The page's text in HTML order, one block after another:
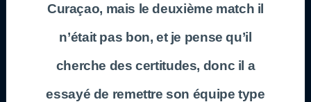
Curaçao, mais le deuxième match il
n’était pas bon, et je pense qu’il
cherche des certitudes, donc il a
essayé de remettre son équipe type